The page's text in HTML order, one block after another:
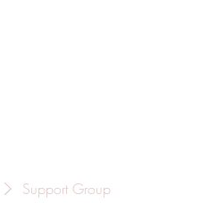
Support Group